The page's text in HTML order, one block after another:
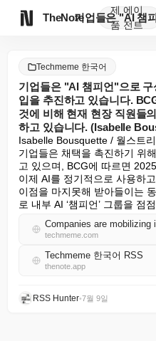
TheNote
제
품
에이
전트
Techmeme 한국어
기업들은 "AI 챔피언"으로
입을 추진하고 있습니다.
것에 비해 현재 현장 직원들
하고 있습니다. (Isabelle
Isabelle Bousquette / 월스트
기업들은 채택을 촉진하기 위
고 있으며, BCG에 따르면
이제 AI를 정기적으로 사용하
이점을 마지못해 받아들이는
로 내부 AI ‘챔피언’ 그룹을 점
techmeme.com
Techmeme 한국어 RSS
thenote.app
RSS Hunter•7월 9일